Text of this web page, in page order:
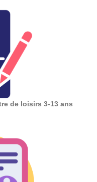
de loisirs 3-13 ans